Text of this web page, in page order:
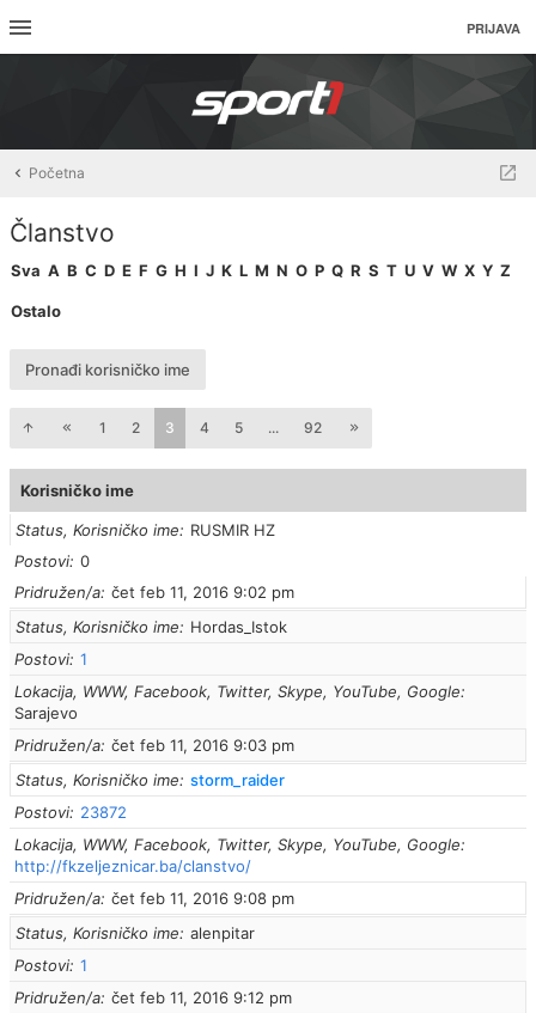
PRIJAVA
Početna
Članstvo
Sva A B C D E F G H I J K L M N O P Q R S T U V W X Y Z
Ostalo
Pronađi korisničko ime
1 2 3 4 5 ... 92
Korisničko ime
Status, Korisničko ime
RUSMIR HZ
Postovi 0
Pridružen/a čet feb 11, 2016 9:02 pm
Status, Korisničko ime
Hordas_Istok
Postovi 1
Lokacija, WWW, Facebook, Twitter, Skype, YouTube, Google
Sarajevo
Pridružen/a čet feb 11, 2016 9:03 pm
Status, Korisničko ime
storm_raider
Postovi
23872
Lokacija, WWW, Facebook, Twitter, Skype, YouTube, Google
http://fkzeljeznicar.ba/clanstvo/
Pridružen/a čet feb 11, 2016 9:08 pm
Status, Korisničko ime
alenpitar
Postovi 1
Pridružen/a čet feb 11, 2016 9:12 pm